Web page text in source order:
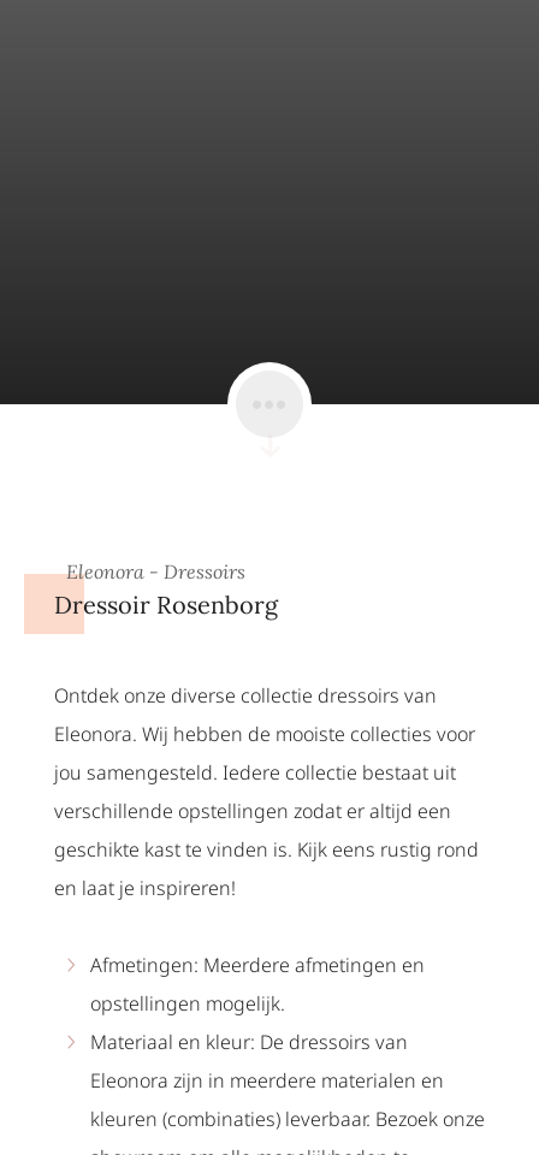
Eleonora - Dressoirs
Dressoir Rosenborg
Ontdek onze diverse collectie dressoirs van
Eleonora. Wij hebben de mooiste collecties voor
jou samengesteld. Iedere collectie bestaat uit
verschillende opstellingen zodat er altijd een
geschikte kast te vinden is. Kijk eens rustig rond
en laat je inspireren!
Afmetingen: Meerdere afmetingen en
opstellingen mogelijk.
Materiaal en kleur: De dressoirs van
Eleonora zijn in meerdere materialen en
kleuren (combinaties) leverbaar. Bezoek onze